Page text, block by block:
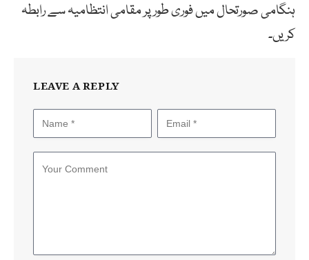
ہنگامی صورتحال میں فوری طور پر مقامی انتظامیہ سے رابطہ
کریں۔
LEAVE A REPLY